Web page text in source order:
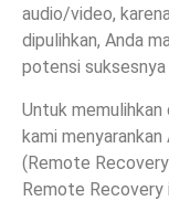
audio/video,
dipulihkan, Anda
potensi suksesnya
Untuk
kami
(Remote
Remote Recovery